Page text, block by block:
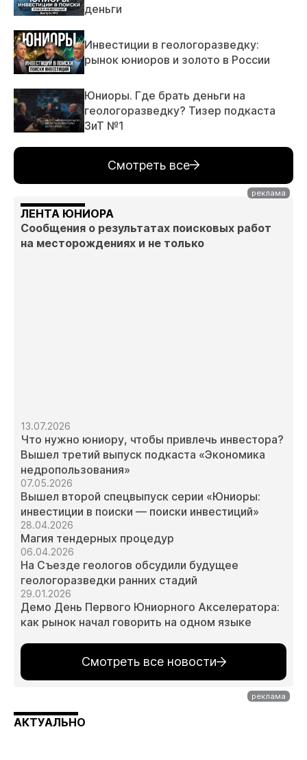
деньги
Инвестиции в геологоразведку:
рынок юниоров и золото в России
Юниоры. Где брать деньги на
геологоразведку? Тизер подкаста
ЗиТ №1
Смотреть все
ЛЕНТА ЮНИОРА
Сообщения о результатах поисковых работ
на месторождениях и не только
13.07.2026
Что нужно юниору, чтобы привлечь инвестора?
Вышел третий выпуск подкаста «Экономика
недропользования»
07.05.2026
Вышел второй спецвыпуск серии «Юниоры:
инвестиции в поиски — поиски инвестиций»
28.04.2026
Магия тендерных процедур
06.04.2026
На Съезде геологов обсудили будущее
геологоразведки ранних стадий
29.01.2026
Демо День Первого Юниорного Акселератора:
как рынок начал говорить на одном языке
Смотреть все новости
АКТУАЛЬНО